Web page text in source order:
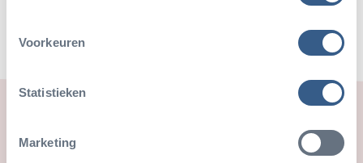
Voorkeuren
Statistieken
Marketing